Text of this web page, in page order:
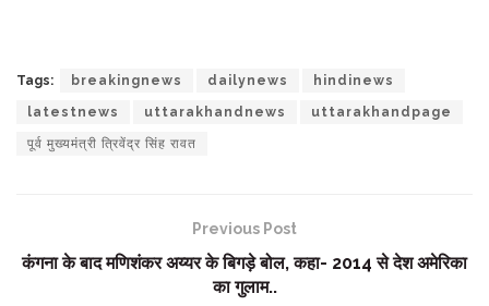
Tags: breakingnews dailynews hindinews
latestnews uttarakhandnews uttarakhandpage
पूर्व मुख्यमंत्री त्रिवेंद्र सिंह रावत
Previous Post
कंगना के बाद मणिशंकर अय्यर के बिगड़े बोल, कहा- 2014 से देश अमेरिका
का गुलाम..